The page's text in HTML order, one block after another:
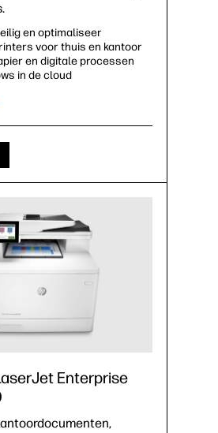
en optimaliseer
voor thuis en kantoor
en digitale processen
in de cloud
Enterprise